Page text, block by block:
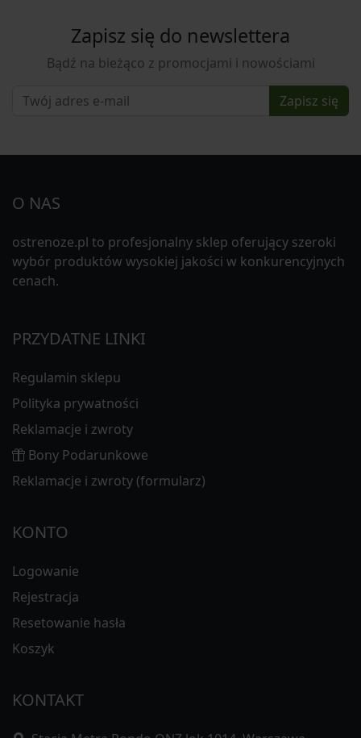
Zapisz się do newslettera
Bądź na bieżąco z promocjami i nowościami
Zapisz się
O NAS
ostrenoze.pl to profesjonalny sklep oferujący szeroki
wybór produktów wysokiej jakości w konkurencyjnych
cenach.
PRZYDATNE LINKI
Regulamin sklepu
Polityka prywatności
Reklamacje i zwroty
Bony Podarunkowe
Reklamacje i zwroty (formularz)
KONTO
Logowanie
Rejestracja
Resetowanie hasła
Koszyk
KONTAKT